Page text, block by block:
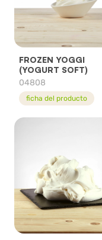
FROZEN YOGGI
(YOGURT SOFT)
04808
ficha del producto